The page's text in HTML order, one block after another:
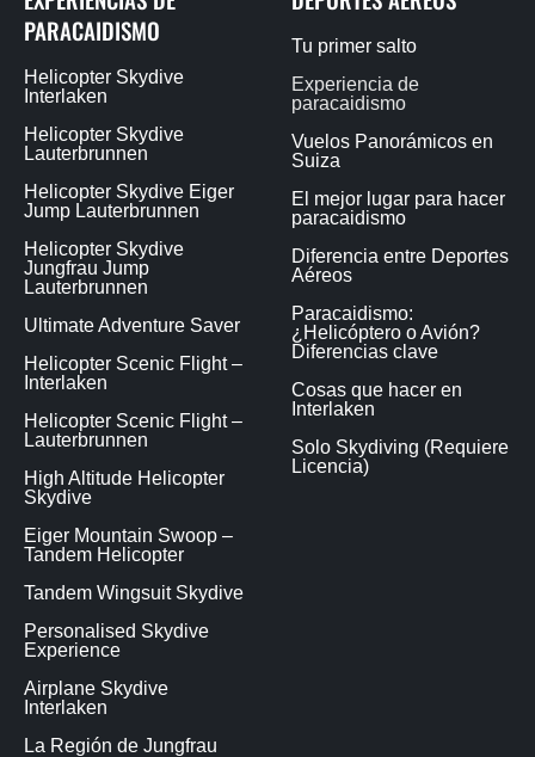
PARACAIDISMO
Helicopter Skydive
Interlaken
Helicopter Skydive
Lauterbrunnen
Helicopter Skydive Eiger
Jump Lauterbrunnen
Helicopter Skydive
Jungfrau Jump
Lauterbrunnen
Ultimate Adventure Saver
Helicopter Scenic Flight –
Interlaken
Helicopter Scenic Flight –
Lauterbrunnen
High Altitude Helicopter
Skydive
Eiger Mountain Swoop –
Tandem Helicopter
Tandem Wingsuit Skydive
Personalised Skydive
Experience
Airplane Skydive
Interlaken
La Región de Jungfrau
Tu primer salto
Experiencia de
paracaidismo
Vuelos Panorámicos en
Suiza
El mejor lugar para hacer
paracaidismo
Diferencia entre Deportes
Aéreos
Paracaidismo:
¿Helicóptero o Avión?
Diferencias clave
Cosas que hacer en
Interlaken
Solo Skydiving (Requiere
Licencia)